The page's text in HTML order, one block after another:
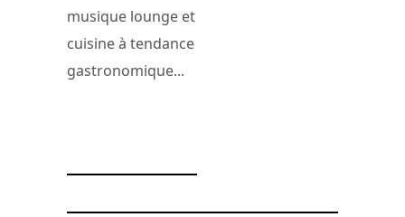
musique lounge et
cuisine à tendance
gastronomique...